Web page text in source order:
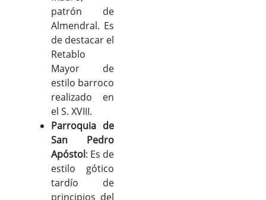
patrón de
Almendral. Es
de destacar el
Retablo
Mayor de
estilo barroco
realizado en
el S. XVIII.
Parroquia de
San Pedro
Apóstol: Es de
estilo gótico
tardío de
principios del